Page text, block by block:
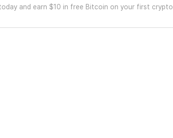
and earn $10 in free Bitcoin on your first crypto